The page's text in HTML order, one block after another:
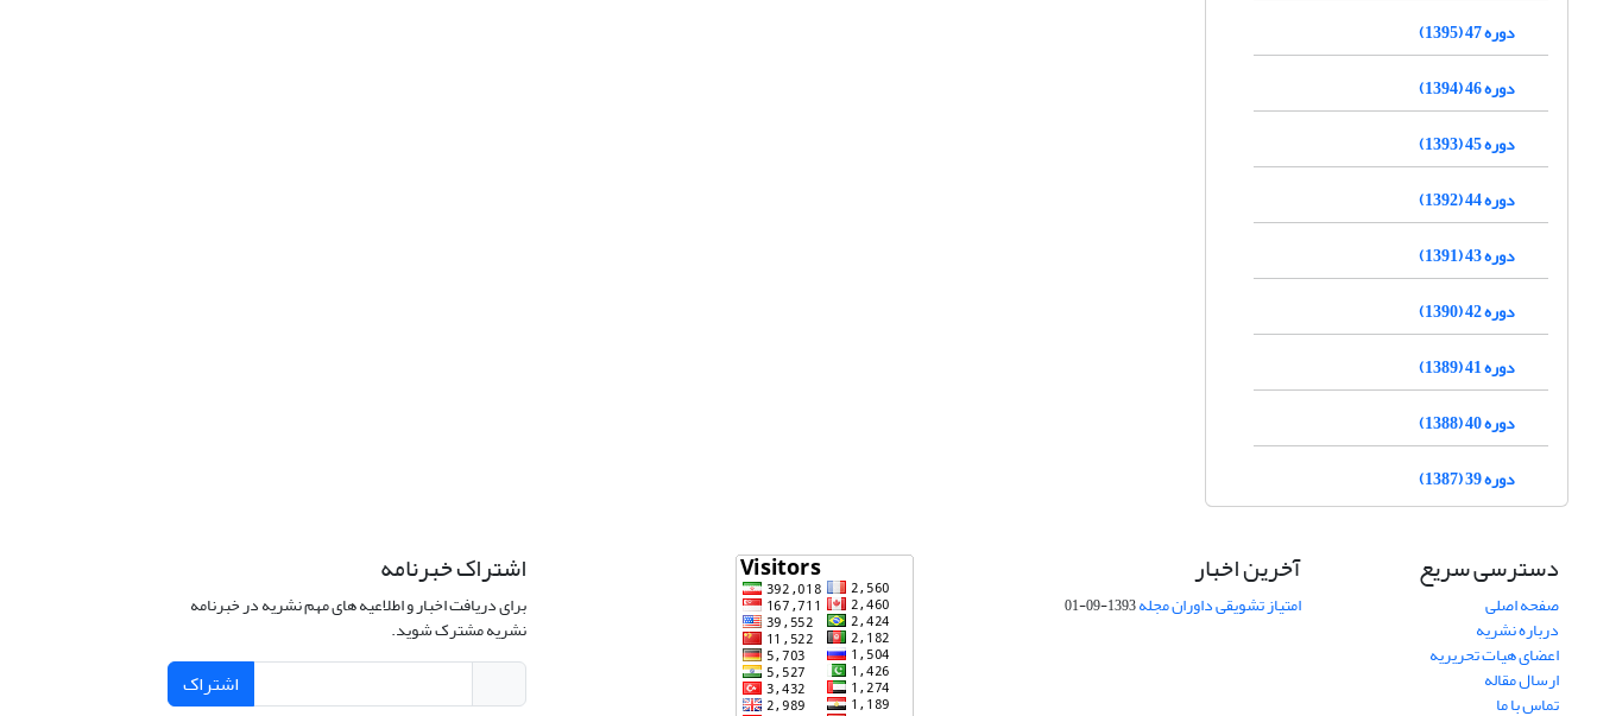
دوره 47 (1395)
دوره 46 (1394)
دوره 45 (1393)
دوره 44 (1392)
دوره 43 (1391)
دوره 42 (1390)
دوره 41 (1389)
دوره 40 (1388)
دوره 39 (1387)
دسترسی سریع
صفحه اصلی
درباره نشریه
اعضای هیات تحریریه
ارسال مقاله
تماس با ما
آخرین اخبار
امتیاز تشویقی داوران مجله1393-09-01
اشتراک خبرنامه
برای دریافت اخبار و اطلاعیه های مهم نشریه در خبرنامه
نشریه مشترک شوید.
اشتراک